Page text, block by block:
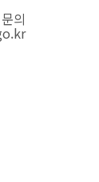
의